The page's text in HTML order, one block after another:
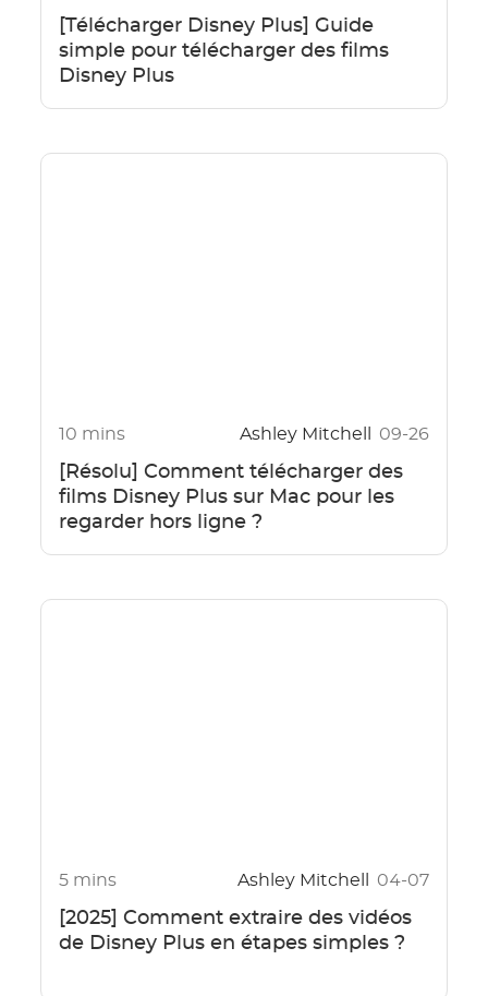
[Télécharger Disney Plus] Guide
simple pour télécharger des films
Disney Plus
10 mins Ashley Mitchell 09-26
[Résolu] Comment télécharger des
films Disney Plus sur Mac pour les
regarder hors ligne ?
5 mins Ashley Mitchell 04-07
[2025] Comment extraire des vidéos
de Disney Plus en étapes simples ?